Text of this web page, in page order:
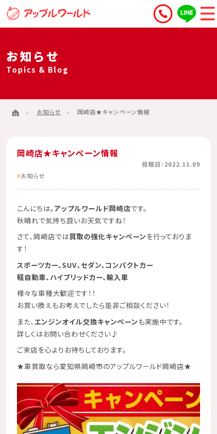
お知らせ
Topics & Blog
お知らせ 岡崎店★キャンペーン情報
岡崎店★キャンペーン情報
投稿日：2022.11.09
お知らせ
こんにちは。アップルワールド岡崎店です。
秋晴れで気持ち良いお天気ですね！
さて、岡崎店では買取の強化キャンペーンを行っておりま
す！
スポーツカー、SUV、セダン、コンパクトカー
軽自動車、ハイブリッドカー、輸入車
様々な車種大歓迎です！！
お買い換えもお考えでしたら是非ご相談ください！
また、 エンジンオイル交換キャンペーンも実施中です。
詳しくはお問い合わせください♪
ご来店を心よりお待ちしております。
★車買取なら愛知県岡崎市のアップルワールド岡崎店★